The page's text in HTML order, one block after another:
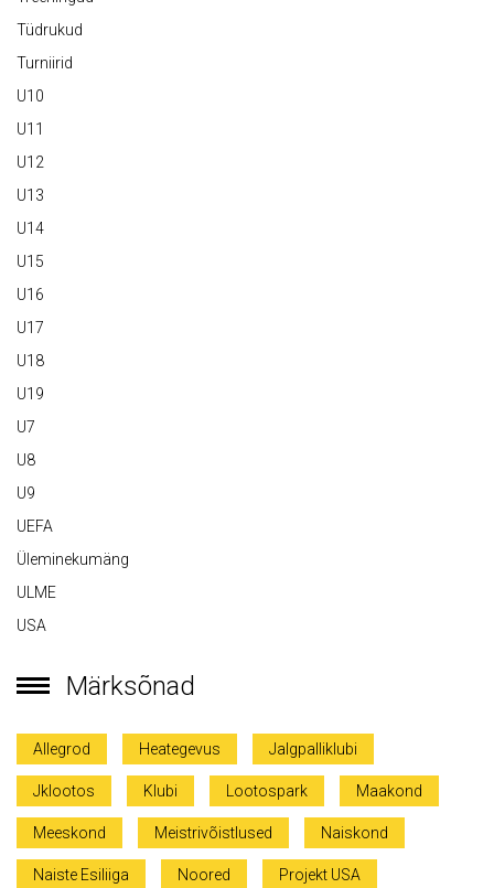
Tüdrukud
Turniirid
U10
U11
U12
U13
U14
U15
U16
U17
U18
U19
U7
U8
U9
UEFA
Üleminekumäng
ULME
USA
Märksõnad
Allegrod Heategevus Jalgpalliklubi
Jklootos Klubi Lootospark Maakond
Meeskond Meistrivõistlused Naiskond
Naiste Esiliiga Noored Projekt USA